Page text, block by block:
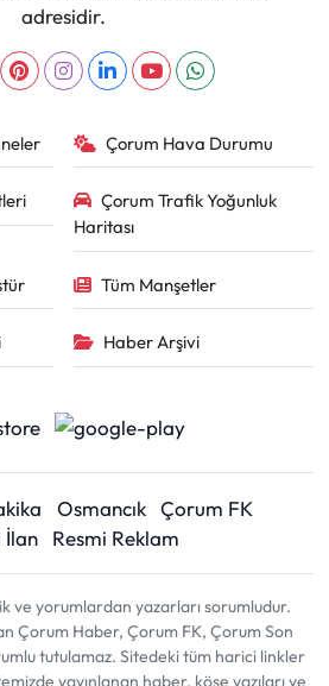
adresidir.
Çorum Hava Durumu
Çorum Trafik Yoğunluk
Haritası
Tüm Manşetler
Haber Arşivi
Osmancık Çorum FK
İlan
Resmi Reklam
ve yorumlardan yazarları sorumludur.
Çorum Haber, Çorum FK, Çorum Son
tutulamaz. Sitedeki tüm harici linkler